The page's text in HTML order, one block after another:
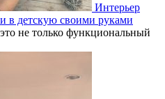
Интерьер
в детскую своими руками
не только функциональный